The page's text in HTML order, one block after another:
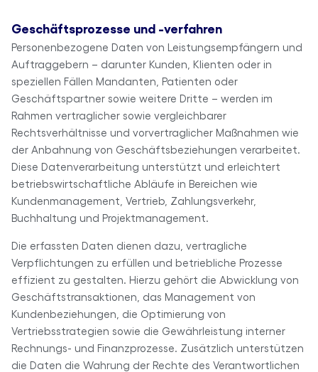
Geschäftsprozesse und -verfahren
Personenbezogene Daten von Leistungsempfängern und
Auftraggebern – darunter Kunden, Klienten oder in
speziellen Fällen Mandanten, Patienten oder
Geschäftspartner sowie weitere Dritte – werden im
Rahmen vertraglicher sowie vergleichbarer
Rechtsverhältnisse und vorvertraglicher Maßnahmen wie
der Anbahnung von Geschäftsbeziehungen verarbeitet.
Diese Datenverarbeitung unterstützt und erleichtert
betriebswirtschaftliche Abläufe in Bereichen wie
Kundenmanagement, Vertrieb, Zahlungsverkehr,
Buchhaltung und Projektmanagement.
Die erfassten Daten dienen dazu, vertragliche
Verpflichtungen zu erfüllen und betriebliche Prozesse
effizient zu gestalten. Hierzu gehört die Abwicklung von
Geschäftstransaktionen, das Management von
Kundenbeziehungen, die Optimierung von
Vertriebsstrategien sowie die Gewährleistung interner
Rechnungs- und Finanzprozesse. Zusätzlich unterstützen
die Daten die Wahrung der Rechte des Verantwortlichen